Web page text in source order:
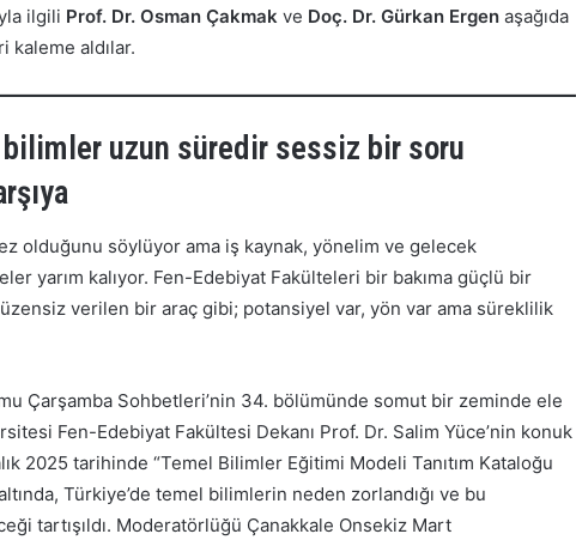
ilgili Prof. Dr. Osman Çakmakve Doç. Dr. Gürkan Ergenaşağıda
kaleme aldılar.
bilimler uzun süredir sessiz bir soru
olduğunu söylüyor ama iş kaynak, yönelim ve gelecek
yarım kalıyor. Fen-Edebiyat Fakülteleri bir bakıma güçlü bir
verilen bir araç gibi; potansiyel var, yön var ama süreklilik
Çarşamba Sohbetleri’nin 34. bölümünde somut bir zeminde ele
Fen-Edebiyat Fakültesi Dekanı Prof. Dr. Salim Yüce’nin konuk
2025 tarihinde “Temel Bilimler Eğitimi Modeli Tanıtım Kataloğu
Türkiye’de temel bilimlerin neden zorlandığı ve bu
tartışıldı. Moderatörlüğü Çanakkale Onsekiz Mart